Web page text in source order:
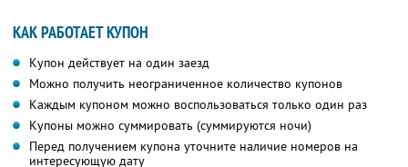
КАК РАБОТАЕТ КУПОН
Купон действует на один заезд
Можно получить неограниченное количество купонов
Каждым купоном можно воспользоваться только один раз
Купоны можно суммировать (суммируются ночи)
Перед получением купона уточните наличие номеров на
интересующую дату